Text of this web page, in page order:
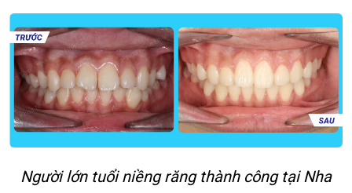
Người lớn tuổi niềng răng thành công tại Nha